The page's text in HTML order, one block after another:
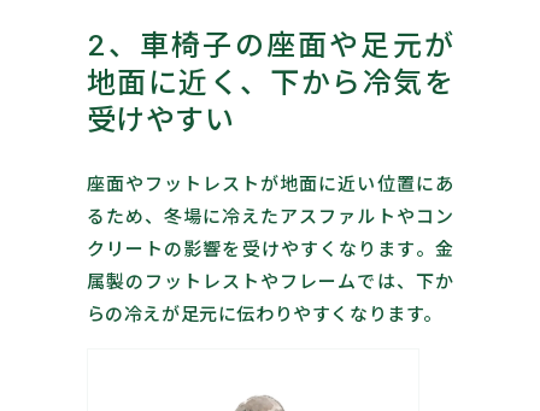
2、車椅子の座面や足元が
地面に近く、下から冷気を
受けやすい
座面やフットレストが地面に近い位置にあ
るため、冬場に冷えたアスファルトやコン
クリートの影響を受けやすくなります。金
属製のフットレストやフレームでは、下か
らの冷えが足元に伝わりやすくなります。